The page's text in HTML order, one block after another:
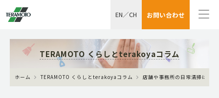
お問い合わせ
EN／CH
TERAMOTO くらしとterakoyaコラム
ホーム TERAMOTO くらしとterakoyaコラム 店舗や事務所の日常清掃は「